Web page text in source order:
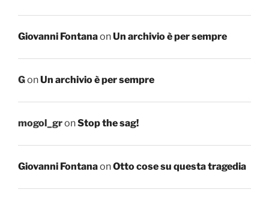
Giovanni FontanaonUn archivio è per sempre
GonUn archivio è per sempre
mogol_gronStop the sag!
Giovanni FontanaonOtto cose su questa tragedia